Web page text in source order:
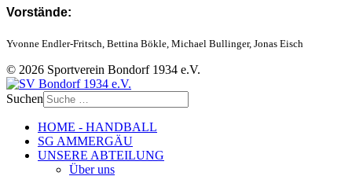
Vorstände:
Yvonne Endler-Fritsch, Bettina Bökle, Michael Bullinger, Jonas Eisch
© 2026 Sportverein Bondorf 1934 e.V.
Suchen
HOME - HANDBALL
SG AMMERGÄU
UNSERE ABTEILUNG
Über uns